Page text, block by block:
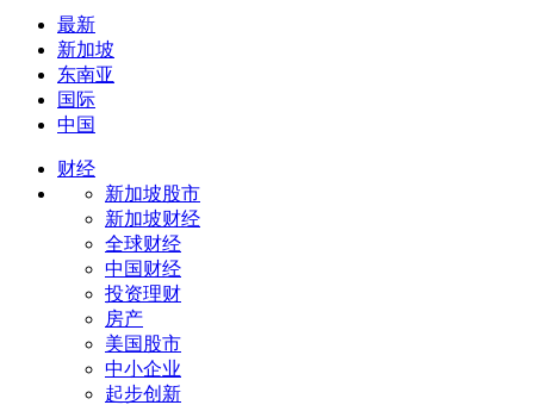
最新
新加坡
东南亚
国际
中国
财经
新加坡股市
新加坡财经
全球财经
中国财经
投资理财
房产
美国股市
中小企业
起步创新